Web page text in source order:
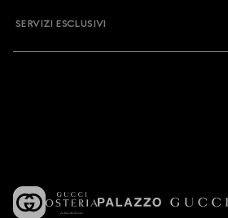
SERVIZI ESCLUSIVI